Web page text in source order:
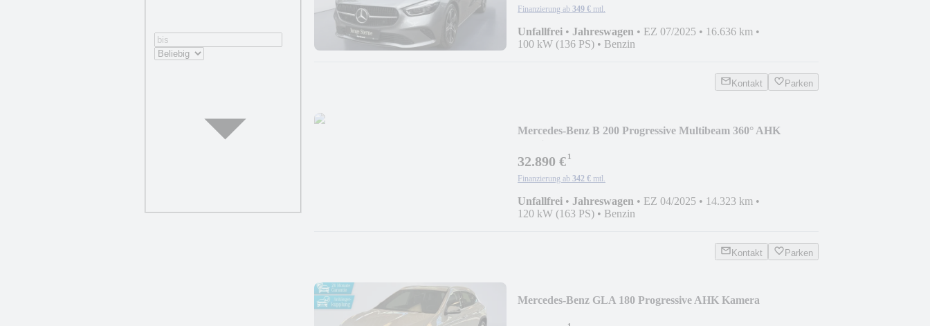
Finanzierung ab 349 € mtl.
Unfallfrei • Jahreswagen • EZ 07/2025 • 16.636 km •
100 kW (136 PS) • Benzin
Kontakt Parken
Mercedes-Benz B 200 Progressive Multibeam 360° AHK
32.890 €¹
Finanzierung ab 342 € mtl.
Unfallfrei • Jahreswagen • EZ 04/2025 • 14.323 km •
120 kW (163 PS) • Benzin
Kontakt Parken
Mercedes-Benz GLA 180 Progressive AHK Kamera